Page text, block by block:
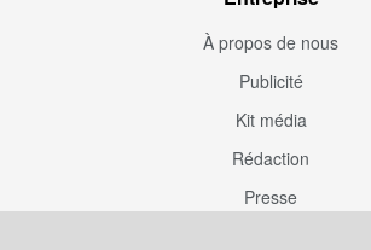
À propos de nous
Publicité
Kit média
Rédaction
Presse